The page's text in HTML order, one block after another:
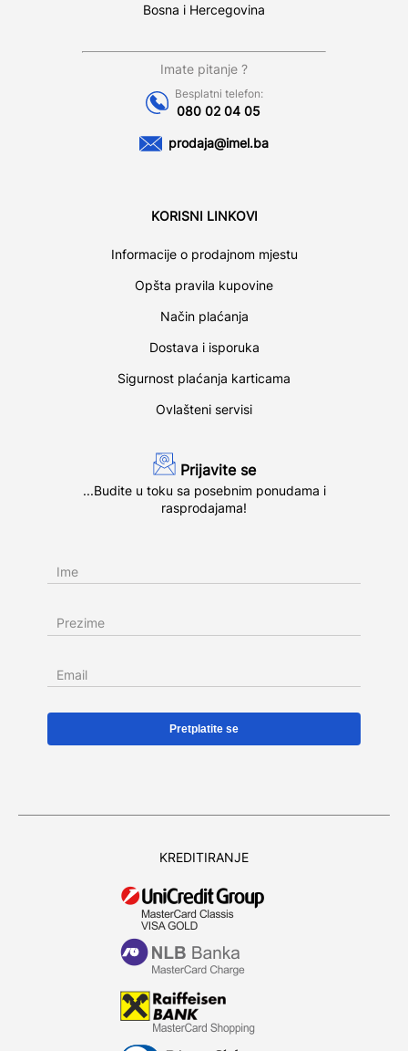
Bosna i Hercegovina
Imate pitanje ?
Besplatni telefon:
080 02 04 05
prodaja@imel.ba
KORISNI LINKOVI
Informacije o prodajnom mjestu
Opšta pravila kupovine
Način plaćanja
Dostava i isporuka
Sigurnost plaćanja karticama
Ovlašteni servisi
Prijavite se
...Budite u toku sa posebnim ponudama i
rasprodajama!
Ime
Prezime
Email
KREDITIRANJE